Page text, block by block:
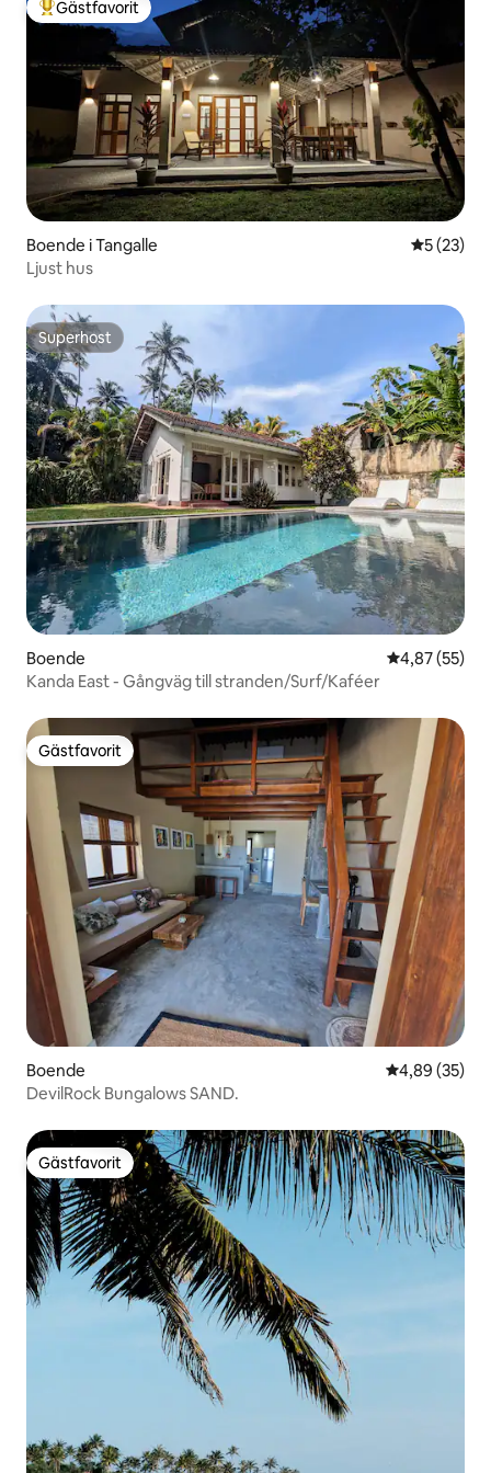
Populär gästfavorit
Gästfavorit
Boende i Tangalle 5 av 5 i
5 (23)
Ljust hus
Superhost
Superhost
Boende 4,87 av 5 i
4,87 (55)
Kanda East - Gångväg till stranden/Surf/Kaféer
Gästfavorit
Gästfavorit
Boende 4,89 av 5 i
4,89 (35)
DevilRock Bungalows SAND.
Gästfavorit
Gästfavorit